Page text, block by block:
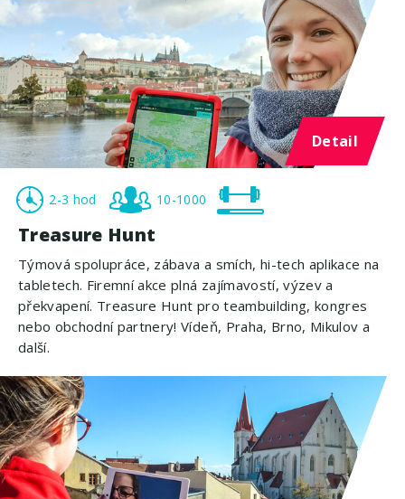
Detail
2-3 hod 10-1000
Treasure Hunt
Týmová spolupráce, zábava a smích, hi-tech aplikace na
tabletech. Firemní akce plná zajímavostí, výzev a
překvapení. Treasure Hunt pro teambuilding, kongres
nebo obchodní partnery! Vídeň, Praha, Brno, Mikulov a
další.